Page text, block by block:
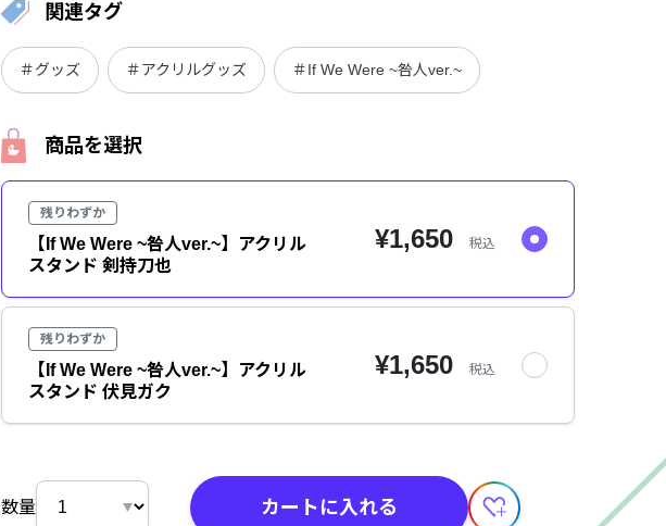
関連タグ
＃グッズ ＃アクリルグッズ ＃If We Were ~咎人ver.~
商品を選択
残りわずか
【If We Were ~咎人ver.~】アクリル
スタンド 剣持刀也
¥1,650 税込
残りわずか
【If We Were ~咎人ver.~】アクリル
スタンド 伏見ガク
¥1,650 税込
数量 カートに入れる